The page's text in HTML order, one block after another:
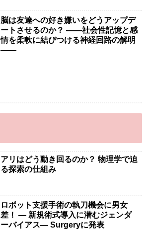
脳は友達への好き嫌いをどうアップデ
ートさせるのか？ ――社会性記憶と感
情を柔軟に結びつける神経回路の解明
――
アリはどう動き回るのか？ 物理学で迫
る探索の仕組み
ロボット支援手術の執刀機会に男女
差！ — 新規術式導入に潜むジェンダ
ーバイアス— Surgeryに発表